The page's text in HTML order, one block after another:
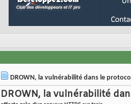
DROWN, la vulnérabilité dans le
DROWN, la vulnérabilité